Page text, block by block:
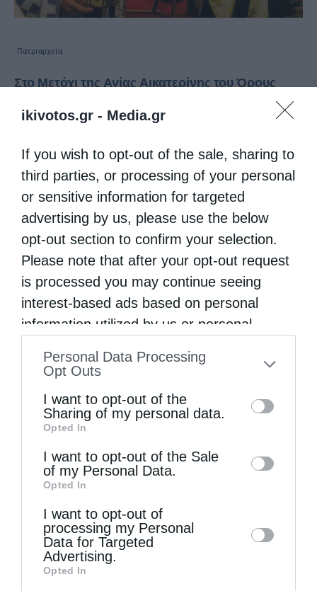
ikivotos.gr - Media.gr
If you wish to opt-out of the sale, sharing to
third parties, or processing of your personal
or sensitive information for targeted
advertising by us, please use the below
opt-out section to confirm your selection.
Please note that after your opt-out request
is processed you may continue seeing
interest-based ads based on personal
information utilized by us or personal
to your opt-out. You may separately opt-out
information by third parties on the IAB’s list
of downstream participants. This
information may also be disclosed by us to
third parties on theIAB’s List of
Downstream Participants
disclose it to other third parties.
Personal Data Processing
Opt Outs
I want to opt-out of the
Sharing of my personal data.
Opted In
I want to opt-out of the Sale
of my Personal Data.
Opted In
I want to opt-out of
processing my Personal
Data for Targeted
Advertising.
Opted In
Πατριαρχεία
Στο Μετόχι της Αγίας Αικατερίνης του Όρους
25 Νοεμβρίου 2015
Στο Μετόχι της Αγίας Αικατερίνης του
Όρους Σινά τελέσθηκε, χθες 24 Νοεμβρίου,
πανηγυρικός Αρχιερατικός εσπερινός
χοροστατούντος του Μητροπολίτη
Κεφαλληνίας κ. Δημητρίου μαζί με τον
Μητροπολίτη Αργυροκάστρου κ. Δημήτριο
όπου για …